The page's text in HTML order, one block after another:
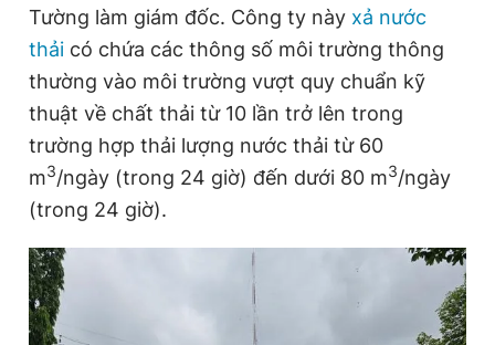
Đọc Thanh Niên trên điện thoại
Theo dõi báo trên
Hotline
0906 645 777
Liên hệ quảng cáo
0908 780 404
Tường làm giám đốc. Công ty này xả nước
thải có chứa các thông số môi trường thông
thường vào môi trường vượt quy chuẩn kỹ
thuật về chất thải từ 10 lần trở lên trong
trường hợp thải lượng nước thải từ 60
m3/ngày (trong 24 giờ) đến dưới 80 m3/ngày
(trong 24 giờ).